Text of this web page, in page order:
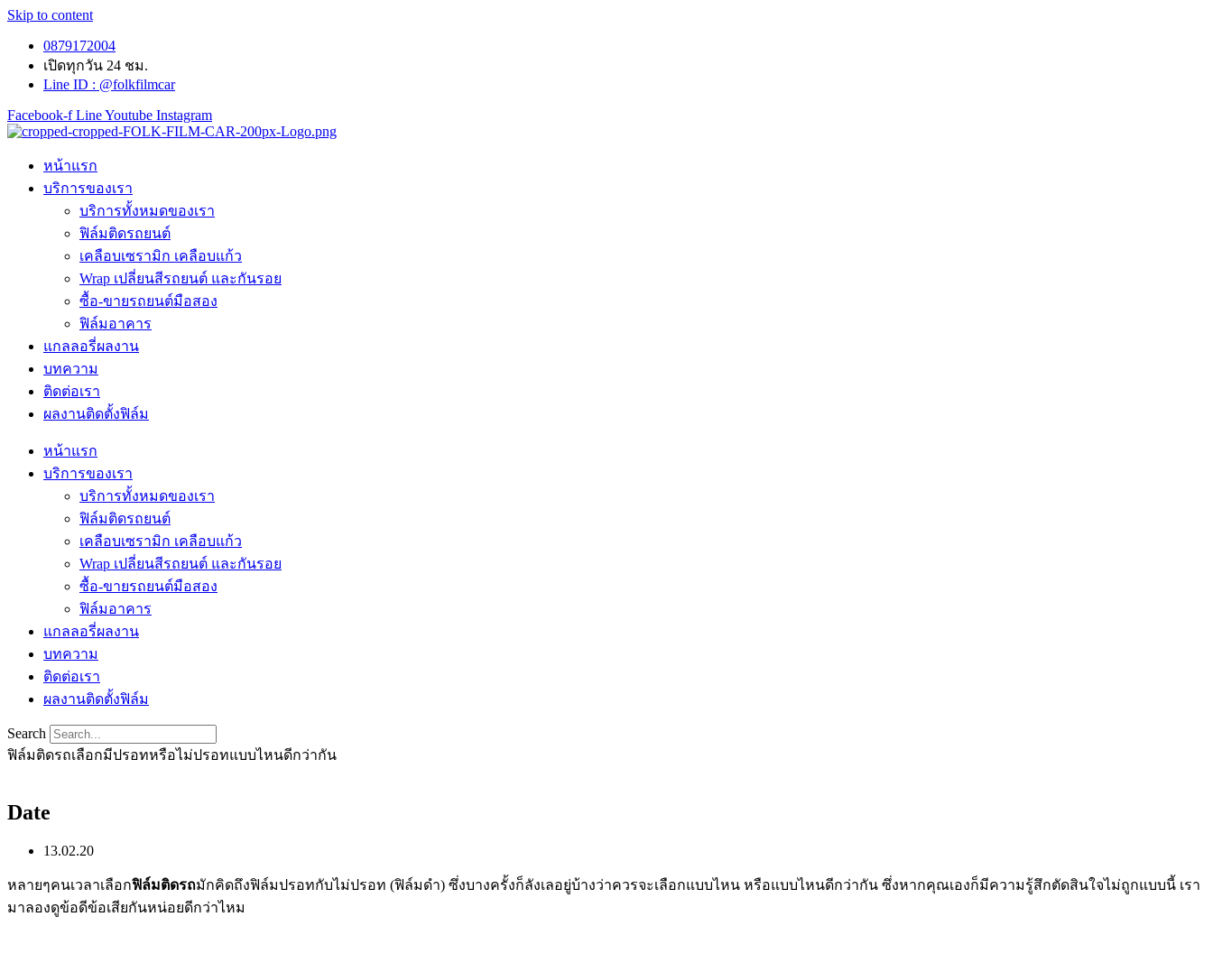
Skip to content
0879172004
เปิดทุกวัน 24 ชม.
Line ID : @folkfilmcar
Facebook-f LineYoutube Instagram
หน้าแรก
บริการของเรา
บริการทั้งหมดของเรา
ฟิล์มติดรถยนต์
เคลือบเซรามิก เคลือบแก้ว
Wrap เปลี่ยนสีรถยนต์ และกันรอย
ซื้อ-ขายรถยนต์มือสอง
ฟิล์มอาคาร
แกลลอรี่ผลงาน
บทความ
ติดต่อเรา
ผลงานติดตั้งฟิล์ม
หน้าแรก
บริการของเรา
บริการทั้งหมดของเรา
ฟิล์มติดรถยนต์
เคลือบเซรามิก เคลือบแก้ว
Wrap เปลี่ยนสีรถยนต์ และกันรอย
ซื้อ-ขายรถยนต์มือสอง
ฟิล์มอาคาร
แกลลอรี่ผลงาน
บทความ
ติดต่อเรา
ผลงานติดตั้งฟิล์ม
Search
ฟิล์มติดรถเลือกมีปรอทหรือไม่ปรอทแบบไหนดีกว่ากัน
Date
13.02.20
หลายๆคนเวลาเลือกฟิล์มติดรถมักคิดถึงฟิล์มปรอทกับไม่ปรอท (ฟิล์มดำ) ซึ่งบางครั้งก็ลังเลอยู่บ้างว่าควรจะเลือกแบบไหน หรือแบบไหนดีกว่ากัน ซึ่งหากคุณเองก็มีความรู้สึกตัดสินใจไม่ถูกแบบนี้ เรา
มาลองดูข้อดีข้อเสียกันหน่อยดีกว่าไหม